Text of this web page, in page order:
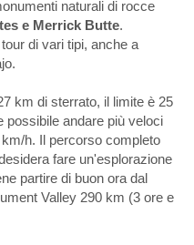
naturali di rocce
e Merrick Butte.
di vari tipi, anche a
km di sterrato, il limite è 25
possibile andare più veloci
h. Il percorso completo
fare un'esplorazione
partire di buon ora dal
Valley 290 km (3 ore e